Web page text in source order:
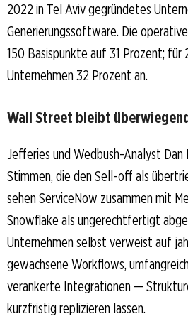
2022 in Tel Aviv gegründetes
Generierungssoftware. Die
150 Basispunkte auf 31 Prozent; für
Unternehmen 32 Prozent an.
Wall Street bleibt
Jefferies und Wedbush-Analyst Dan
Stimmen, die den Sell-off als
sehen ServiceNow zusammen mit
Snowflake als ungerechtfertigt
Unternehmen selbst verweist auf
gewachsene Workflows,
verankerte Integrationen —
kurzfristig replizieren lassen.